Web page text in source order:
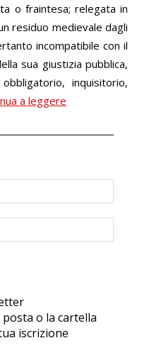
o fraintesa; relegata in
residuo medievale dagli
incompatibile con il
sua giustizia pubblica,
inquisitorio,
a leggere
o la cartella
iscrizione